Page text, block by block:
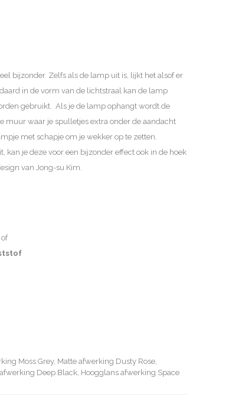
bijzonder. Zelfs als de lamp uit is, lijkt het alsof er
in de vorm van de lichtstraal kan de lamp
gebruikt. Als je de lamp ophangt wordt de
muur waar je spulletjes extra onder de aandacht
met schapje om je wekker op te zetten.
kan je deze voor een bijzonder effect ook in de hoek
van Jong-su Kim.
of
Moss Grey, Matte afwerking Dusty Rose,
Deep Black, Hoogglans afwerking Space